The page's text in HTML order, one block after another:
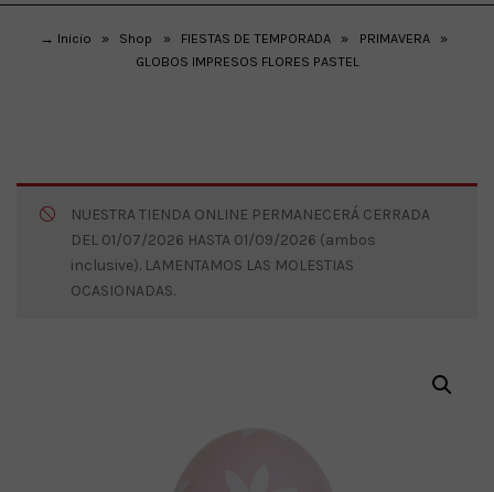
→ Inicio » Shop » FIESTAS DE TEMPORADA » PRIMAVERA
»
GLOBOS IMPRESOS FLORES PASTEL
NUESTRA TIENDA ONLINE PERMANECERÁ CERRADA
DEL 01/07/2026 HASTA 01/09/2026 (ambos
inclusive). LAMENTAMOS LAS MOLESTIAS
OCASIONADAS.